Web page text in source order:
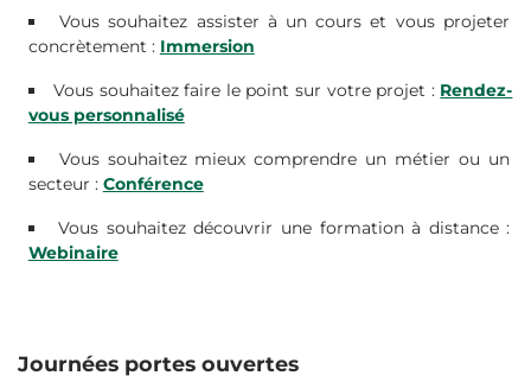
Vous souhaitez assister à un cours et vous projeter
concrètement : Immersion
Vous souhaitez faire le point sur votre projet : Rendez-
vous personnalisé
Vous souhaitez mieux comprendre un métier ou un
secteur : Conférence
Vous souhaitez découvrir une formation à distance :
Webinaire
Journées portes ouvertes